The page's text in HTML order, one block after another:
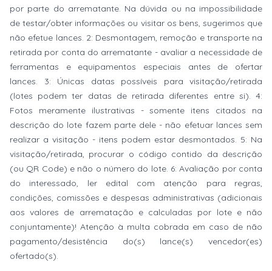
por parte do arrematante. Na dúvida ou na impossibilidade
de testar/obter informações ou visitar os bens, sugerimos que
não efetue lances. 2: Desmontagem, remoção e transporte na
retirada por conta do arrematante - avaliar a necessidade de
ferramentas e equipamentos especiais antes de ofertar
lances. 3: Únicas datas possíveis para visitação/retirada
(lotes podem ter datas de retirada diferentes entre si). 4:
Fotos meramente ilustrativas - somente itens citados na
descrição do lote fazem parte dele - não efetuar lances sem
realizar a visitação - itens podem estar desmontados. 5: Na
visitação/retirada, procurar o código contido da descrição
(ou QR Code) e não o número do lote. 6: Avaliação por conta
do interessado, ler edital com atenção para regras,
condições, comissões e despesas administrativas (adicionais
aos valores de arrematação e calculadas por lote e não
conjuntamente)! Atenção à multa cobrada em caso de não
pagamento/desistência do(s) lance(s) vencedor(es)
ofertado(s).